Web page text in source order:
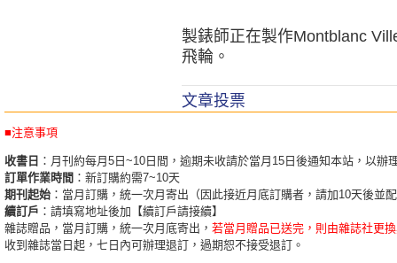
製錶師正在製作Montblanc
飛輪。
文章投票
■注意事項
收書日 ：月刊約每月5日~10日間，逾期未收請於當月15日後通知本站，以辦
訂單作業時間 ：新訂購約需7~10天
期刊起始 ：當月訂購，統一次月寄出（因此接近月底訂購者，請加10天後並
續訂戶 ：請填寫地址後加【續訂戶請接續】
雜誌贈品，當月訂購，統一次月底寄出， 若當月贈品已送完，則由雜誌社更
收到雜誌當日起，七日內可辦理退訂，過期恕不接受退訂。